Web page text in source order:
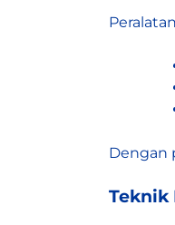
Dengan
Teknik